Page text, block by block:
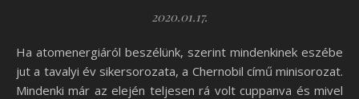
2020.01.17.
Ha atomenergiáról beszélünk, szerint mindenkinek eszébe
jut a tavalyi év sikersorozata, a Chernobil című minisorozat.
Mindenki már az elején teljesen rá volt cuppanva és mivel